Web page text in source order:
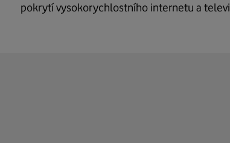
pokrytí vysokorychlostního internetu a